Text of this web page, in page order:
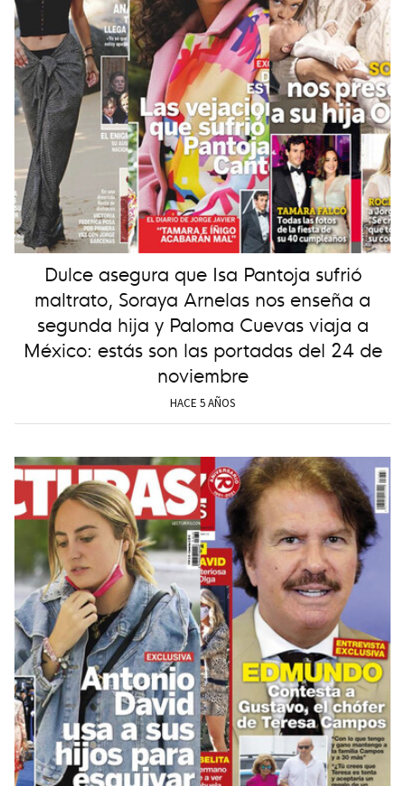
Dulce asegura que Isa Pantoja sufrió
maltrato, Soraya Arnelas nos enseña a
segunda hija y Paloma Cuevas viaja a
México: estás son las portadas del 24 de
noviembre
HACE 5 AÑOS